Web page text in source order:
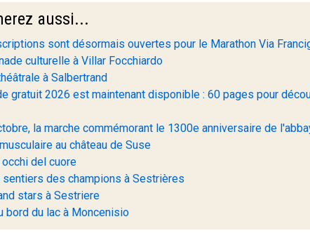
aussi...
sont désormais ouvertes pour le Marathon Via
culturelle à Villar Focchiardo
à Salbertrand
gratuit 2026 est maintenant disponible : 60 pages pour
la marche commémorant le 1300e anniversaire de
au château de Suse
del cuore
sentiers des champions à Sestrières
stars à Sestriere
bord du lac à Moncenisio